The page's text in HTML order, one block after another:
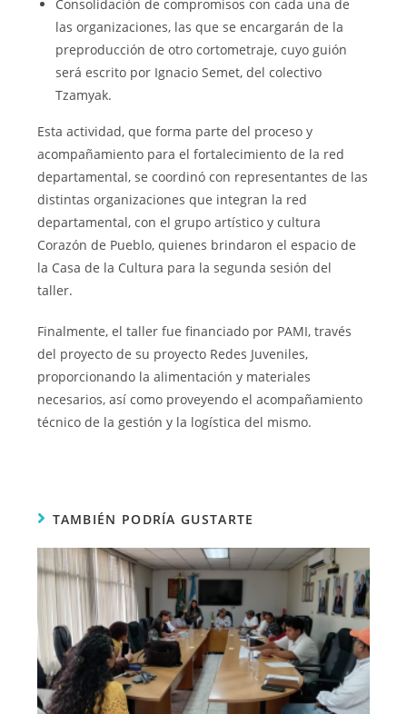
Consolidación de compromisos con cada una de
las organizaciones, las que se encargarán de la
preproducción de otro cortometraje, cuyo guión
será escrito por Ignacio Semet, del colectivo
Tzamyak.
Esta actividad, que forma parte del proceso y
acompañamiento para el fortalecimiento de la red
departamental, se coordinó con representantes de las
distintas organizaciones que integran la red
departamental, con el grupo artístico y cultura
Corazón de Pueblo, quienes brindaron el espacio de
la Casa de la Cultura para la segunda sesión del
taller.
Finalmente, el taller fue financiado por PAMI, través
del proyecto de su proyecto Redes Juveniles,
proporcionando la alimentación y materiales
necesarios, así como proveyendo el acompañamiento
técnico de la gestión y la logística del mismo.
TAMBIÉN PODRÍA GUSTARTE